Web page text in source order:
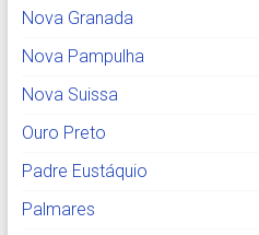
Nova Granada
Nova Pampulha
Nova Suissa
Ouro Preto
Padre Eustáquio
Palmares